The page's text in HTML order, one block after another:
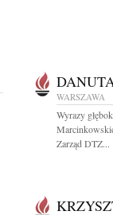
WARSZAWA
Wyrazy
Zarząd DTZ...